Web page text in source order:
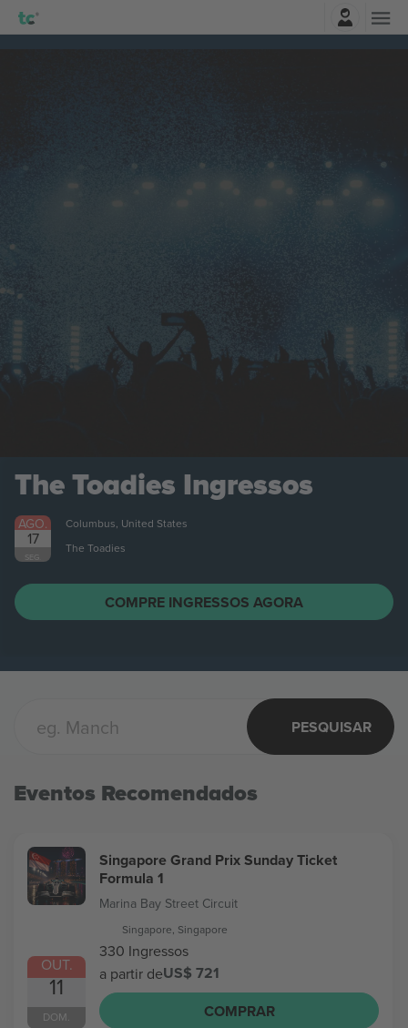
The Toadies Ingressos
AGO.
17
SEG.
Columbus, United States
The Toadies
COMPRE INGRESSOS AGORA
PESQUISAR
Eventos Recomendados
OUT.
11
DOM.
Singapore Grand Prix Sunday Ticket
Formula 1
Marina Bay Street Circuit
Singapore, Singapore
330 Ingressos
a partir deUS$ 721
COMPRAR